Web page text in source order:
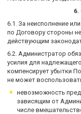
6.1. За неисполнение
по Договору стороны
действующим
6.2. Администратор
усилия для
компенсирует убытки
не может
невозможность
зависящим от
числе